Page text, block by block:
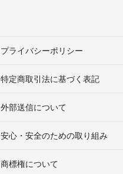
プライバシーポリシー
特定商取引法に基づく表記
外部送信について
安心・安全のための取り組み
商標権について